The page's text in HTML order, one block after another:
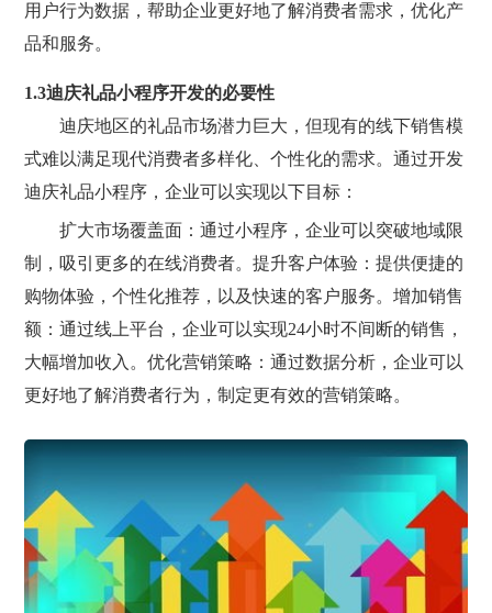
用户行为数据，帮助企业更好地了解消费者需求，优化产
品和服务。
1.3迪庆礼品小程序开发的必要性
迪庆地区的礼品市场潜力巨大，但现有的线下销售模
式难以满足现代消费者多样化、个性化的需求。通过开发
迪庆礼品小程序，企业可以实现以下目标：
扩大市场覆盖面：通过小程序，企业可以突破地域限
制，吸引更多的在线消费者。提升客户体验：提供便捷的
购物体验，个性化推荐，以及快速的客户服务。增加销售
额：通过线上平台，企业可以实现24小时不间断的销售，
大幅增加收入。优化营销策略：通过数据分析，企业可以
更好地了解消费者行为，制定更有效的营销策略。